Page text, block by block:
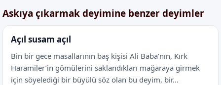
Askıya çıkarmak deyimine benzer deyimler
Açıl susam açıl
Bin bir gece masallarının baş kişisi Ali Baba’nın, Kırk
Haramiler’in gömülerini saklandıkları mağaraya girmek
için söyelediği bir büyülü söz olan bu deyim, bir...